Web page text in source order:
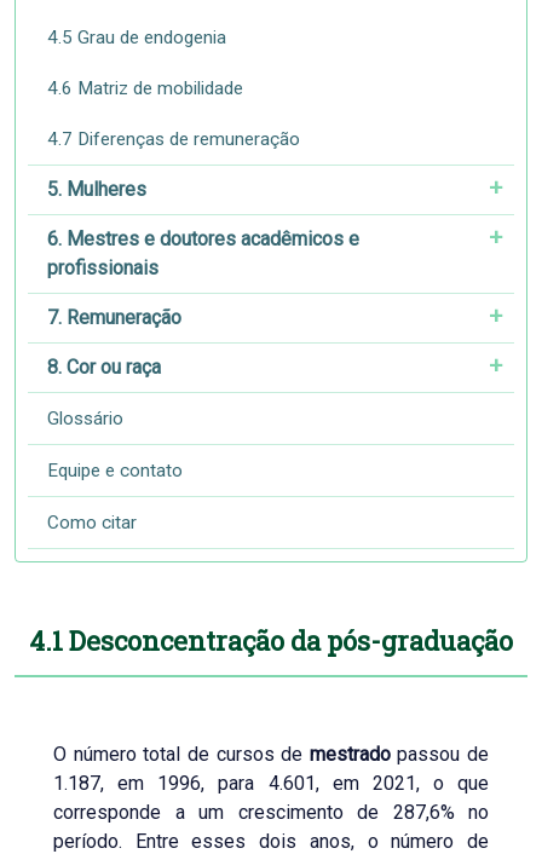
4.5 Grau de endogenia
4.6 Matriz de mobilidade
4.7 Diferenças de remuneração
5. Mulheres
6. Mestres e doutores acadêmicos e
profissionais
7. Remuneração
8. Cor ou raça
Glossário
Equipe e contato
Como citar
4.1 Desconcentração da pós-graduação
O número total de cursos de mestradopassou de
1.187, em 1996, para 4.601, em 2021, o que
corresponde a um crescimento de 287,6% no
período. Entre esses dois anos, o número de